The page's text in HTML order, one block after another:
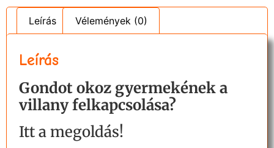
Leírás Vélemények (0)
Leírás
Gondot okoz gyermekének a
villany felkapcsolása?
Itt a megoldás!